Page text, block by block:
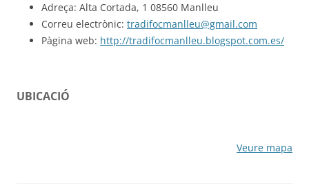
Adreça: Alta Cortada, 1 08560 Manlleu
Correu electrònic: tradifocmanlleu@gmail.com
Pàgina web: http://tradifocmanlleu.blogspot.com.es/
UBICACIÓ
Veure mapa